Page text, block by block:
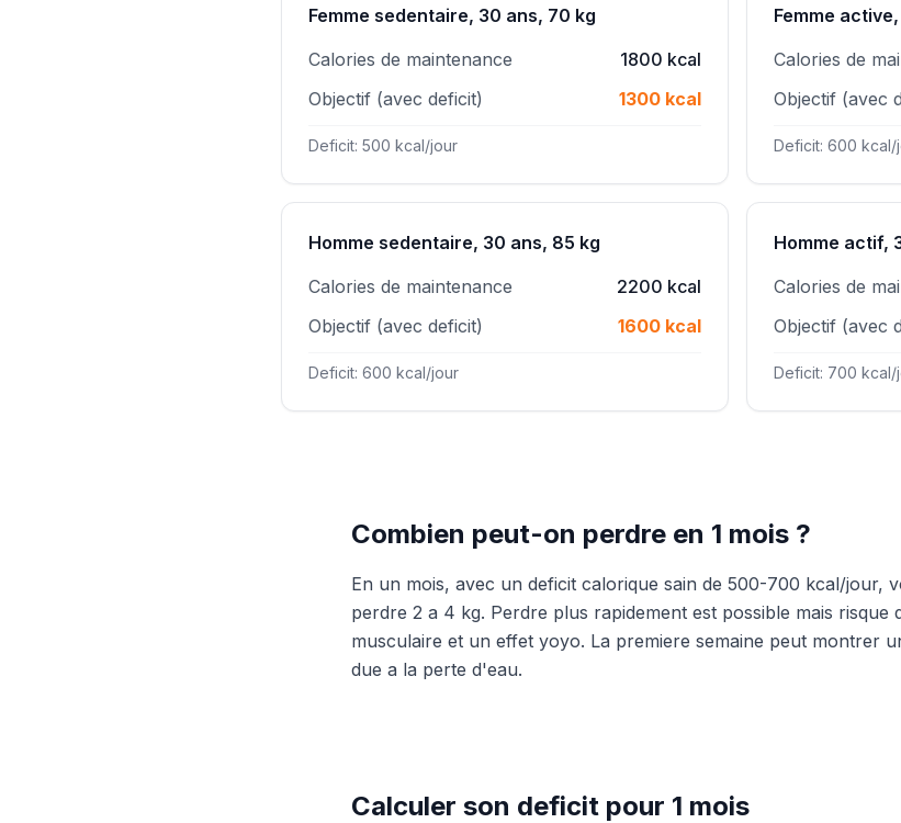
Femme sedentaire, 30 ans, 70 kg
Calories de maintenance
1800 kcal
Objectif (avec deficit)
1300 kcal
Deficit: 500 kcal/jour
Femme
Calories de
Objectif (avec
Deficit: 600 kcal/
Homme sedentaire, 30 ans, 85 kg
Calories de maintenance
2200 kcal
Objectif (avec deficit)
1600 kcal
Deficit: 600 kcal/jour
Homme actif,
Calories de
Objectif (avec
Deficit: 700 kcal/
Combien peut-on perdre en 1 mois ?
En un mois, avec un deficit calorique sain de 500-700 kcal/jour,
perdre 2 a 4 kg. Perdre plus rapidement est possible mais risque
musculaire et un effet yoyo. La premiere semaine peut montrer
due a la perte d'eau.
Calculer son deficit pour 1 mois